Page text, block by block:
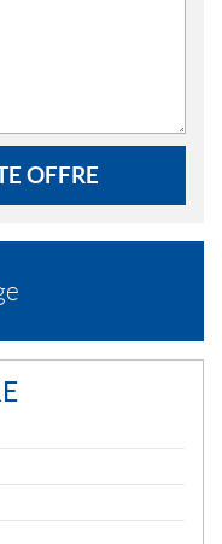
OFFRE